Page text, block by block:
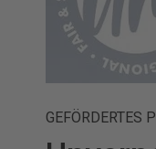
GEFÖRDERTES